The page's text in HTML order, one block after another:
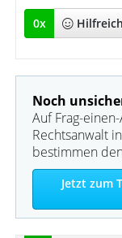
0x Hilfreich
Noch
Auf Frag-
Rechtsanwalt
bestimmen
Jetzt zum